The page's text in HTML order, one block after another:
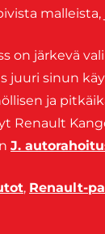
on järkevä
juuri sinun
ja
Renault
J.
, Renault-